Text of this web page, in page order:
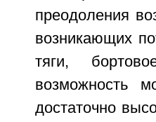
преодоления
возникающих
тяги,
возможность
достаточно